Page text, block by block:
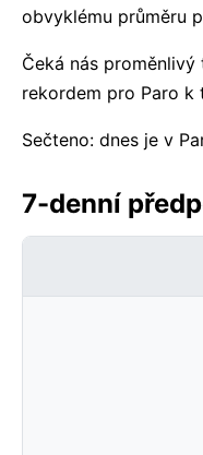
obvyklému průměru
Čeká nás
rekordem pro Paro k
Sečteno: dnes je v
7-denní